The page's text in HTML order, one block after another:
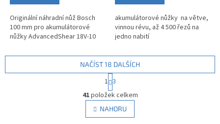
Originální náhradní nůž Bosch
100 mm pro akumulátorové
nůžky AdvancedShear 18V-10
akumulátorové nůžky na větve,
vinnou révu, až 4 500 řezů na
jedno nabití
O
v
l
á
NAČÍST 18 DALŠÍCH
S
t
r
á
n
k
1 3
41položek celkem
NAHORU